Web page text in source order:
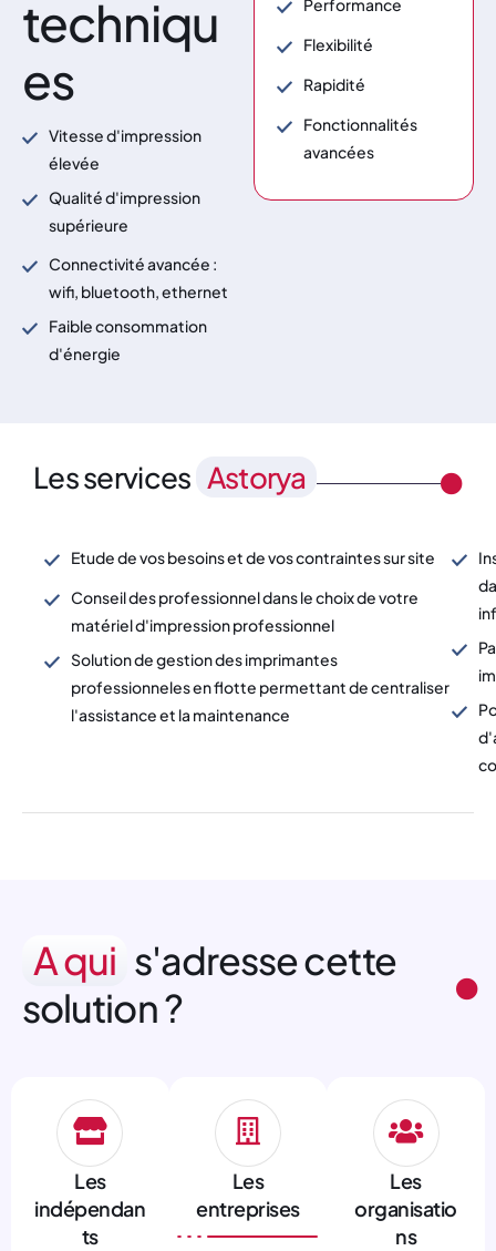
techniqu
es
Vitesse d'impression
élevée
Qualité d'impression
supérieure
Connectivité avancée :
wifi, bluetooth, ethernet
Faible consommation
d'énergie
Performance
Flexibilité
Rapidité
Fonctionnalités
avancées
Les services Astorya
Etude de vos besoins et de vos contraintes sur site
Conseil des professionnel dans le choix de votre
matériel d'impression professionnel
Solution de gestion des imprimantes
professionneles en flotte permettant de centraliser
l'assistance et la maintenance
A qui s'adresse cette
solution ?
Les
indépendan
ts
Les
entreprises
Les
organisatio
ns